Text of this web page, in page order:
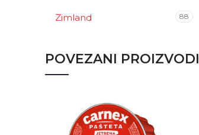
Zimland 88
POVEZANI PROIZVODI